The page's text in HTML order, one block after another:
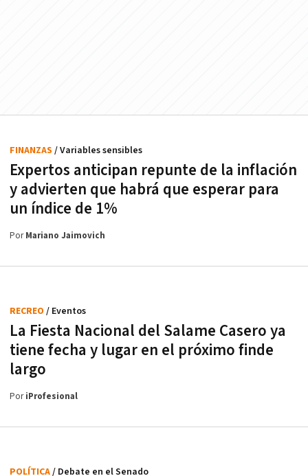
Expertos anticipan repunte de la inflación
y advierten que habrá que esperar para
un índice de 1%
FINANZAS / Variables sensibles
PorMariano Jaimovich
La Fiesta Nacional del Salame Casero ya
tiene fecha y lugar en el próximo finde
largo
RECREO / Eventos
PoriProfesional
POLÍTICA/ Debate en el Senado